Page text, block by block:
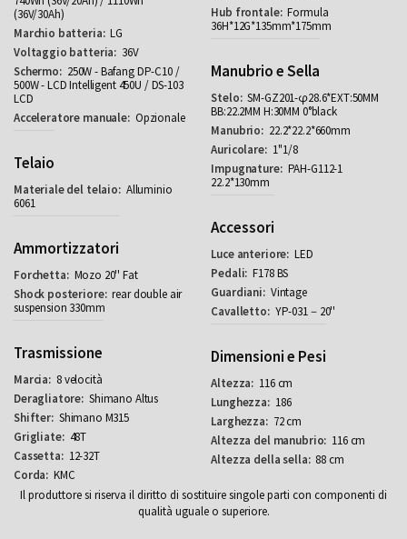
(36V/30Ah)
LG
36V
250W - Bafang DP-C10 /
500W - LCD Intelligent 450U / DS-103
LCD
Opzionale
Telaio
Alluminio
6061
Ammortizzatori
Mozo 20'' Fat
rear double air
suspension 330mm
Trasmissione
8 velocità
Shimano Altus
Shimano M315
48T
12-32T
KMC
Formula
36H*12G*135mm*175mm
Manubrio e Sella
SM-GZ201-φ28.6*EXT:50MM
BB:22.2MM H:30MM 0°black
22.2*22.2*660mm
1''1/8
PAH-G112-1
22.2*130mm
Accessori
LED
F178 BS
Vintage
YP-031－20''
Dimensioni e Pesi
116 cm
186
72 cm
116 cm
88 cm
Il produttore si riserva il diritto di sostituire singole parti con componenti di
qualità uguale o superiore.